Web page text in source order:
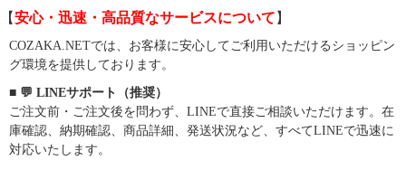
【安心・迅速・高品質なサービスについて 】
COZAKA.NETでは、お客様に安心してご利用いただけるショッピン
グ環境を提供しております。
■ 💬 LINEサポート（推奨）
ご注文前・ご注文後を問わず、LINEで直接ご相談いただけます。在
庫確認、納期確認、商品詳細、発送状況など、すべてLINEで迅速に
対応いたします。